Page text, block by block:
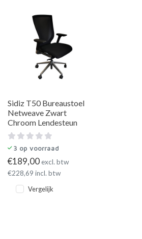
Sidiz T50 Bureaustoel
Netweave Zwart
Chroom Lendesteun
3 op voorraad
€189,00excl. btw
€228,69 incl. btw
Vergelijk